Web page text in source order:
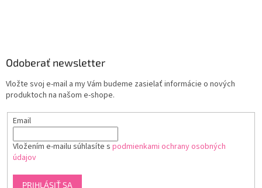
Odoberať newsletter
Vložte svoj e-mail a my Vám budeme zasielať informácie o nových
produktoch na našom e-shope.
Email
Vložením e-mailu súhlasíte s podmienkami ochrany osobných
údajov
PRIHLÁSIŤ SA